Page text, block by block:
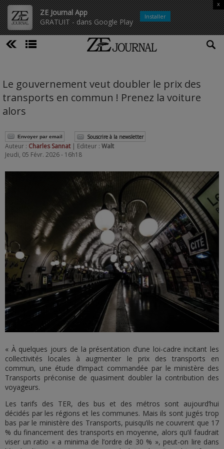
ZE Journal App
GRATUIT - dans Google Play
x
Installer
Le gouvernement veut doubler le prix des
transports en commun ! Prenez la voiture
alors
Envoyer par email Souscrire à la newsletter
Auteur : Charles Sannat | Editeur : Walt
Jeudi, 05 Févr. 2026 - 16h18
« À quelques jours de la présentation d’une loi-cadre incitant les
collectivités locales à augmenter le prix des transports en
commun, une étude d’impact commandée par le ministère des
Transports préconise de quasiment doubler la contribution des
voyageurs.
Les tarifs des TER, des bus et des métros sont aujourd’hui
décidés par les régions et les communes. Mais ils sont jugés trop
bas par le ministère des Transports, puisqu’ils ne couvrent que 17
% du financement des transports en moyenne, alors qu’il faudrait
viser un ratio « a minima de l’ordre de 30 % », peut-on lire dans